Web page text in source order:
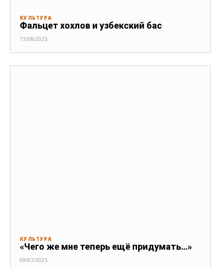
КУЛЬТУРА
Фальцет хохлов и узбекский бас
13/08/2025
КУЛЬТУРА
«Чего же мне теперь ещё придумать…»
09/07/2025